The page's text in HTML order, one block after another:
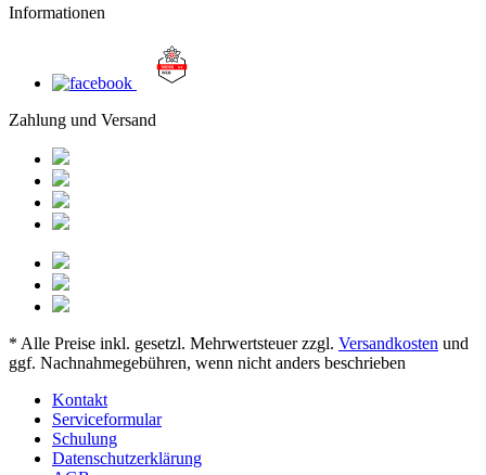
Informationen
Zahlung und Versand
* Alle Preise inkl. gesetzl. Mehrwertsteuer zzgl. Versandkosten und
ggf. Nachnahmegebühren, wenn nicht anders beschrieben
Kontakt
Serviceformular
Schulung
Datenschutzerklärung